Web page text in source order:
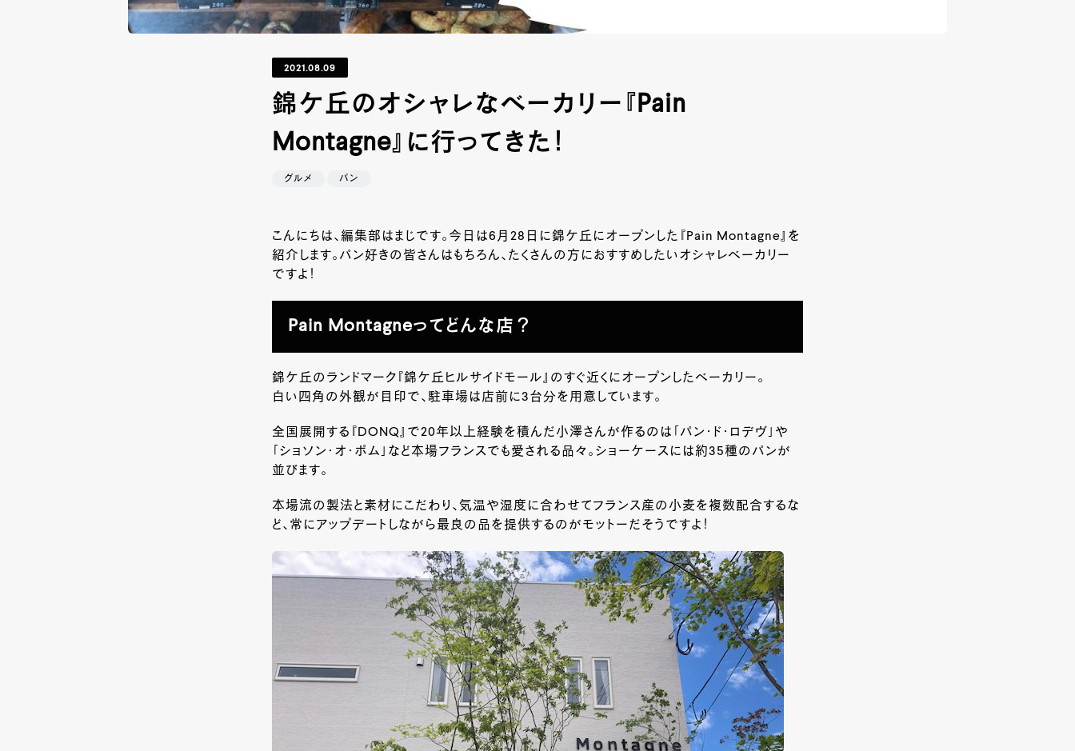
2021.08.09
錦ケ丘のオシャレなベーカリー『Pain
Montagne』に行ってきた！
グルメ パン
こんにちは、編集部はまじです。今日は6月28日に錦ケ丘にオープンした『Pain Montagne』を
紹介します。パン好きの皆さんはもちろん、たくさんの方におすすめしたいオシャレベーカリー
ですよ！
Pain Montagneってどんな店？
錦ケ丘のランドマーク『錦ケ丘ヒルサイドモール』のすぐ近くにオープンしたベーカリー。
白い四角の外観が目印で、駐車場は店前に3台分を用意しています。
全国展開する『DONQ』で20年以上経験を積んだ小澤さんが作るのは「パン・ド・ロデヴ」や
「ショソン・オ・ポム」など本場フランスでも愛される品々。ショーケースには約35種のパンが
並びます。
本場流の製法と素材にこだわり、気温や湿度に合わせてフランス産の小麦を複数配合するな
ど、常にアップデートしながら最良の品を提供するのがモットーだそうですよ！